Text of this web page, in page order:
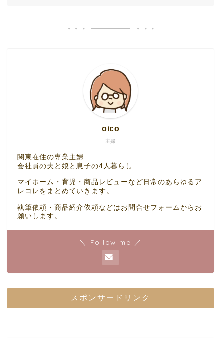
主婦
oico
関東在住の専業主婦
会社員の夫と娘と息子の4人暮らし
マイホーム・育児・商品レビューなど日常のあらゆるア
レコレをまとめていきます。
執筆依頼・商品紹介依頼などはお問合せフォームからお
願いします。
＼ Follow me ／
スポンサードリンク